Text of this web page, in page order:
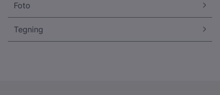
Foto
Tegning